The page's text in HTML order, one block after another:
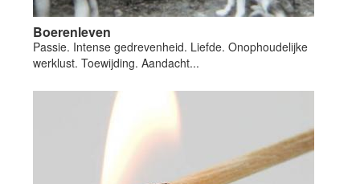
Boerenleven
Passie. Intense gedrevenheid. Liefde. Onophoudelijke
werklust. Toewijding. Aandacht...